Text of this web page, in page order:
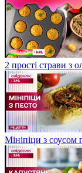
2 прості страви з
Мініпіци з соусом